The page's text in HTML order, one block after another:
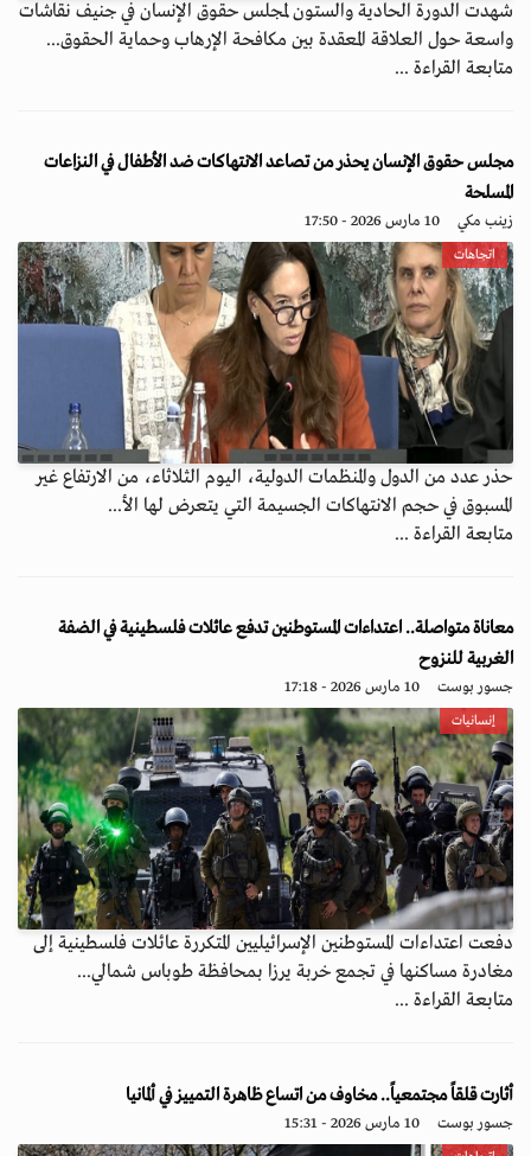
شهدت الدورة الحادية والستون لمجلس حقوق الإنسان في جنيف نقاشات
واسعة حول العلاقة المعقدة بين مكافحة الإرهاب وحماية الحقوق...
متابعة القراءة ...
مجلس حقوق الإنسان يحذر من تصاعد الانتهاكات ضد الأطفال في النزاعات
المسلحة
زينب مكي 10 مارس 2026 - 17:50
اتجاهات
حذر عدد من الدول والمنظمات الدولية، اليوم الثلاثاء، من الارتفاع غير
المسبوق في حجم الانتهاكات الجسيمة التي يتعرض لها الأ...
متابعة القراءة ...
معاناة متواصلة.. اعتداءات المستوطنين تدفع عائلات فلسطينية في الضفة
الغربية للنزوح
جسور بوست 10 مارس 2026 - 17:18
إنسانيات
دفعت اعتداءات المستوطنين الإسرائيليين المتكررة عائلات فلسطينية إلى
مغادرة مساكنها في تجمع خربة يرزا بمحافظة طوباس شمالي...
متابعة القراءة ...
أثارت قلقاً مجتمعياً.. مخاوف من اتساع ظاهرة التمييز في ألمانيا
جسور بوست 10 مارس 2026 - 15:31